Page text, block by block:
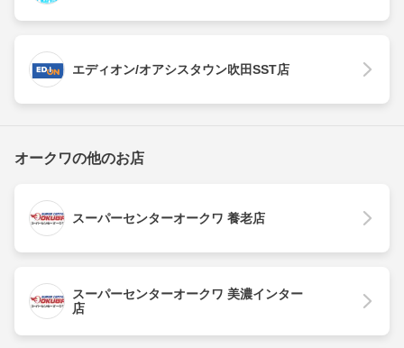
エディオン/オアシスタウン吹田SST店
オークワの他のお店
スーパーセンターオークワ 養老店
スーパーセンターオークワ 美濃インター
店